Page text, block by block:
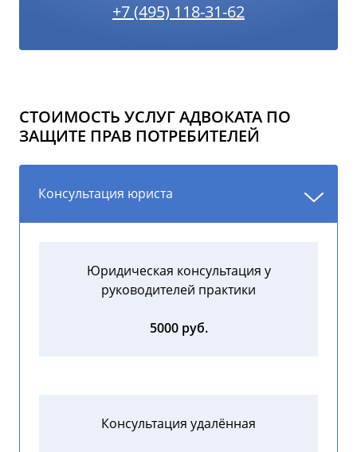
+7 (495) 118-31-62
СТОИМОСТЬ УСЛУГ АДВОКАТА ПО
ЗАЩИТЕ ПРАВ ПОТРЕБИТЕЛЕЙ
Консультация юриста
Юридическая консультация у
руководителей практики
5000 руб.
Консультация удалённая